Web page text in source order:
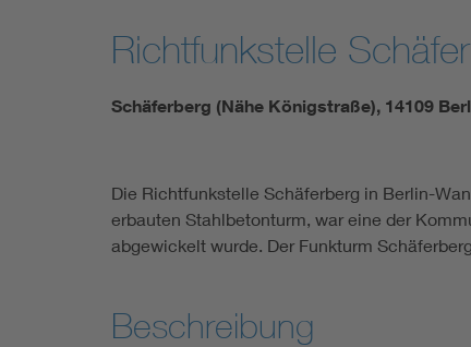
Richtfunkstelle
Schäferberg (Nähe Königstraße), 14109
Die Richtfunkstelle Schäferberg in Berlin-
erbauten Stahlbetonturm, war eine der
abgewickelt wurde. Der Funkturm
Beschreibung